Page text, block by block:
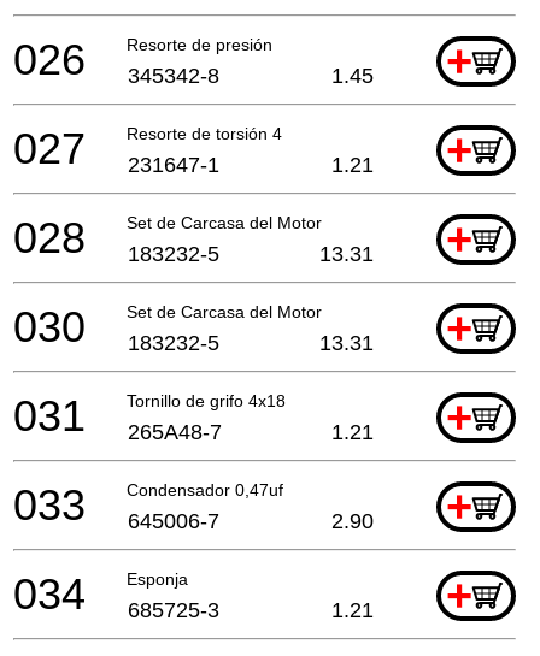
Resorte de presión +
026 345342-8 1.45
Resorte de torsión 4 +
027 231647-1 1.21
Set de Carcasa del Motor +
028 183232-5 13.31
Set de Carcasa del Motor +
030 183232-5 13.31
Tornillo de grifo 4x18 +
031 265A48-7 1.21
Condensador 0,47uf +
033 645006-7 2.90
Esponja +
034 685725-3 1.21